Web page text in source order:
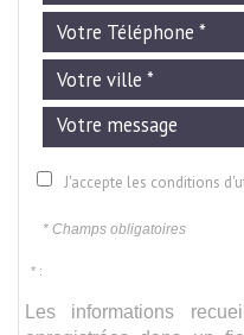
J'accepte les conditions
* Champs obligatoires
* :
Les informations